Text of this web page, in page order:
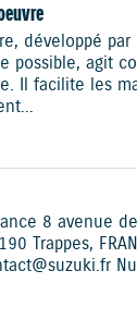
développé par
possible, agit
Il facilite les
8 avenue
Trappes,